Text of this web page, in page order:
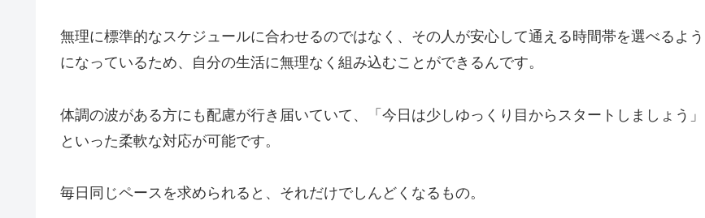
無理に標準的なスケジュールに合わせるのではなく、その人が安心して通える時間帯を選べるよう
になっているため、自分の生活に無理なく組み込むことができるんです。
体調の波がある方にも配慮が行き届いていて、「今日は少しゆっくり目からスタートしましょう」
といった柔軟な対応が可能です。
毎日同じペースを求められると、それだけでしんどくなるもの。